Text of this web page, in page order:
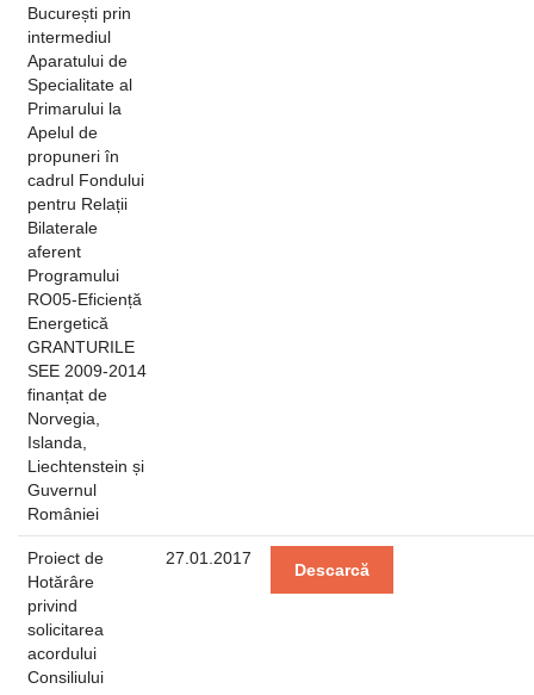
București prin
intermediul
Aparatului de
Specialitate al
Primarului la
Apelul de
propuneri în
cadrul Fondului
pentru Relații
Bilaterale
aferent
Programului
RO05-Eficiență
Energetică
GRANTURILE
SEE 2009-2014
finanțat de
Norvegia,
Islanda,
Liechtenstein și
Guvernul
României
Proiect de
Hotărâre
privind
solicitarea
acordului
Consiliului
27.01.2017
Descarcă